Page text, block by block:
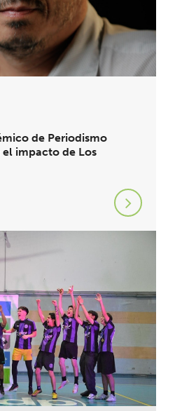
de Periodismo
impacto de Los